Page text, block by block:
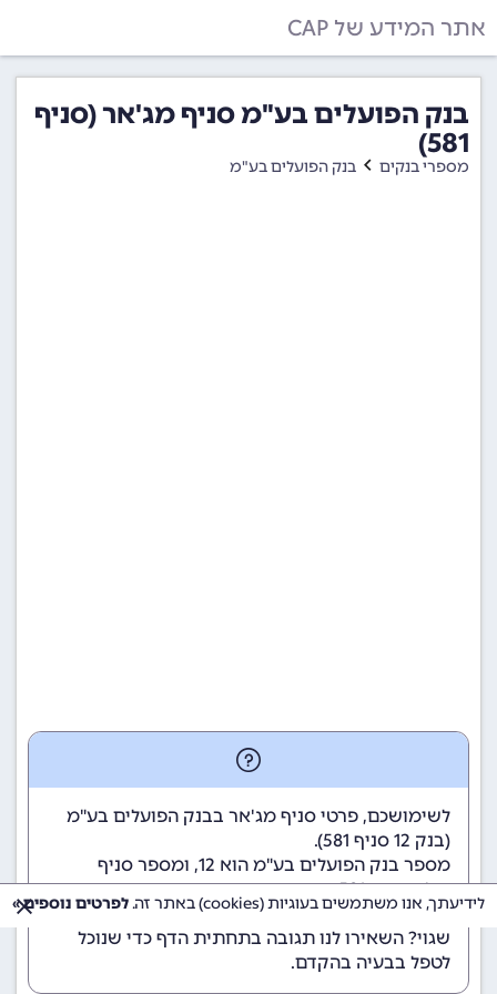
אתר המידע של CAP
בנק הפועלים בע"מ סניף מג'אר (סניף
581)
מספרי בנקים בנק הפועלים בע"מ
לשימושכם, פרטי סניף מג'אר בבנק הפועלים בע"מ
(בנק 12
סניף 581).
מספר בנק הפועלים בע"מ הוא 12
, ומספר סניף
מג'אר הוא 581.
הנתונים מתעדכנים באופן קבוע. נתקלתם במידע
שגוי? השאירו לנו תגובה בתחתית הדף כדי שנוכל
לטפל בבעיה בהקדם.
לידיעתך, אנו משתמשים בעוגיות (cookies) באתר זה. לפרטים נוספים »